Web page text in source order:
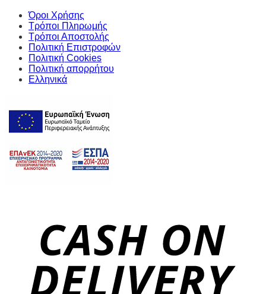
Όροι Χρήσης
Τρόποι Πληρωμής
Τρόποι Αποστολής
Πολιτική Επιστροφών
Πολιτική Cookies
Πολιτική απορρήτου
Ελληνικά